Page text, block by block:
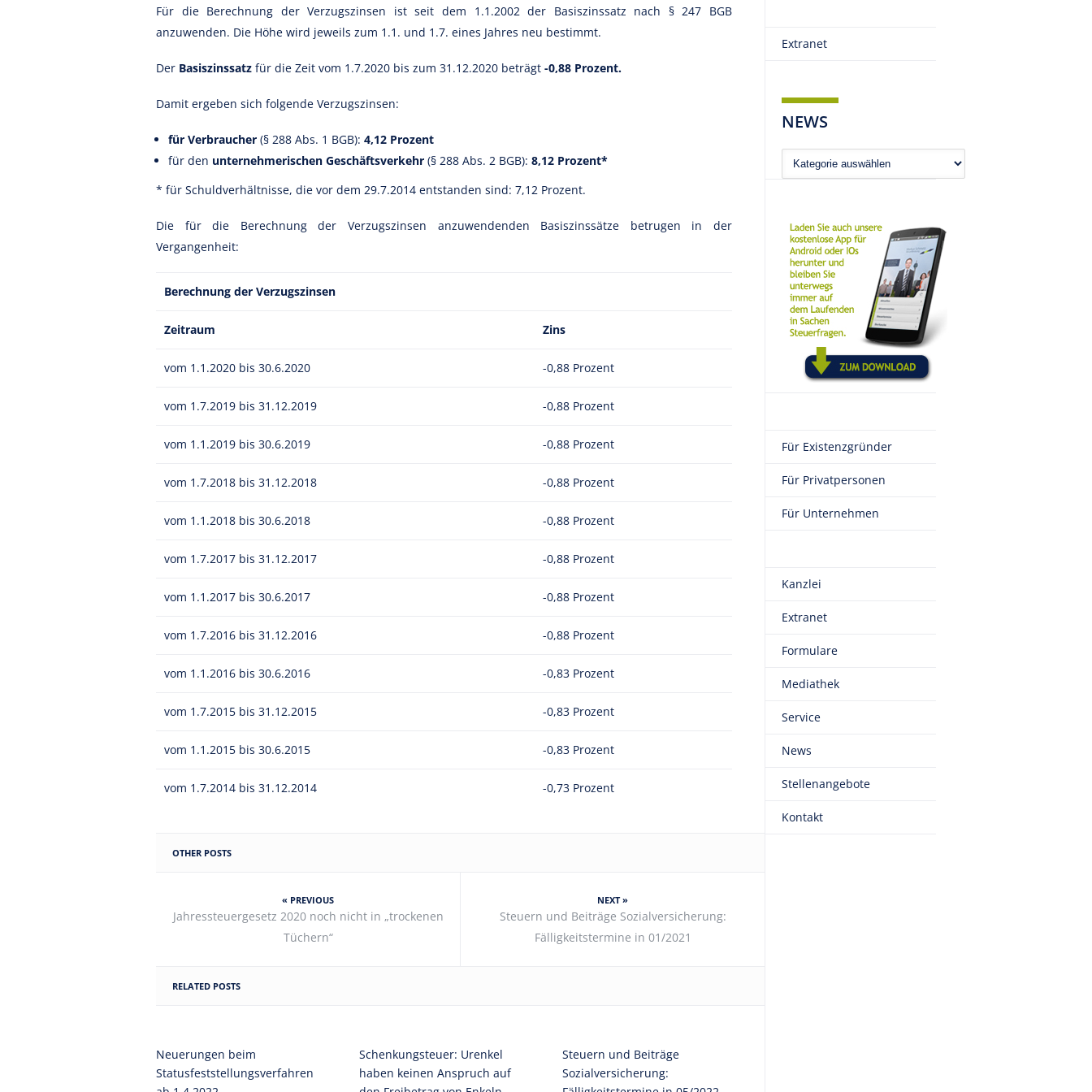
Für die Berechnung der Verzugszinsen ist seit dem 1.1.2002 der Basiszinssatz nach § 247 BGB
anzuwenden. Die Höhe wird jeweils zum 1.1. und 1.7. eines Jahres neu bestimmt.
Der Basiszinssatz für die Zeit vom 1.7.2020 bis zum 31.12.2020 beträgt -0,88 Prozent.
Damit ergeben sich folgende Verzugszinsen:
für Verbraucher (§ 288 Abs. 1 BGB): 4,12 Prozent
für den unternehmerischen Geschäftsverkehr (§ 288 Abs. 2 BGB): 8,12 Prozent*
* für Schuldverhältnisse, die vor dem 29.7.2014 entstanden sind: 7,12 Prozent.
Die für die Berechnung der Verzugszinsen anzuwendenden Basiszinssätze betrugen in der
Vergangenheit:
Berechnung der Verzugszinsen
Zeitraum Zins
vom 1.1.2020 bis 30.6.2020 -0,88 Prozent
vom 1.7.2019 bis 31.12.2019 -0,88 Prozent
vom 1.1.2019 bis 30.6.2019 -0,88 Prozent
vom 1.7.2018 bis 31.12.2018 -0,88 Prozent
vom 1.1.2018 bis 30.6.2018 -0,88 Prozent
vom 1.7.2017 bis 31.12.2017 -0,88 Prozent
vom 1.1.2017 bis 30.6.2017 -0,88 Prozent
vom 1.7.2016 bis 31.12.2016 -0,88 Prozent
vom 1.1.2016 bis 30.6.2016 -0,83 Prozent
vom 1.7.2015 bis 31.12.2015 -0,83 Prozent
vom 1.1.2015 bis 30.6.2015 -0,83 Prozent
vom 1.7.2014 bis 31.12.2014 -0,73 Prozent
OTHER POSTS
« PREVIOUS
Jahressteuergesetz 2020 noch nicht in „trockenen
Tüchern“
NEXT »
Steuern und Beiträge Sozialversicherung:
Fälligkeitstermine in 01/2021
RELATED POSTS
Neuerungen beim
Statusfeststellungsverfahren
Schenkungsteuer: Urenkel
haben keinen Anspruch auf
Steuern und Beiträge
Sozialversicherung:
Extranet
NEWS
News
Für Existenzgründer
Für Privatpersonen
Für Unternehmen
Kanzlei
Extranet
Formulare
Mediathek
Service
News
Stellenangebote
Kontakt